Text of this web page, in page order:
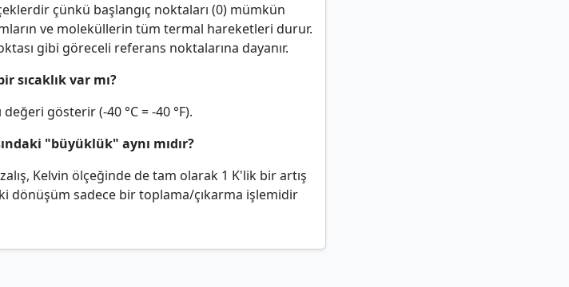
çünkü başlangıç noktaları (0) mümkün
ve moleküllerin tüm termal hareketleri durur.
gibi göreceli referans noktalarına dayanır.
sıcaklık var mı?
gösterir (-40 °C = -40 °F).
"büyüklük" aynı mıdır?
Kelvin ölçeğinde de tam olarak 1 K'lik bir artış
dönüşüm sadece bir toplama/çıkarma işlemidir